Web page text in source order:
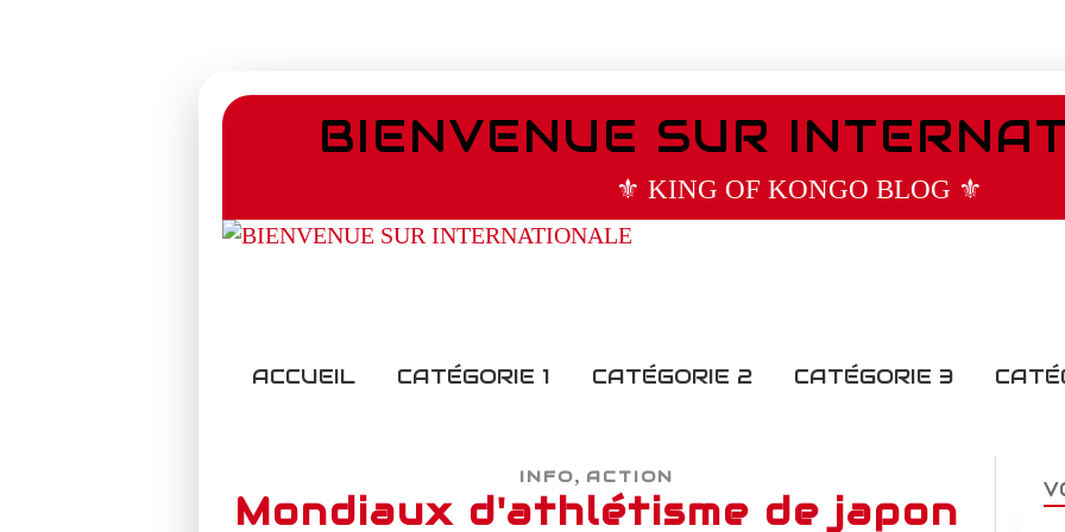
BIENVENUE SUR
⚜️ KING OF KONGO BLOG ⚜️
ACCUEIL CATÉGORIE 1 CATÉGORIE 2 CATÉGORIE 3
INFO, ACTION
Mondiaux d'athlétisme de japon